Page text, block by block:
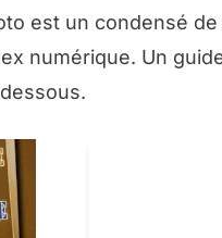
est un condensé
numérique. Un